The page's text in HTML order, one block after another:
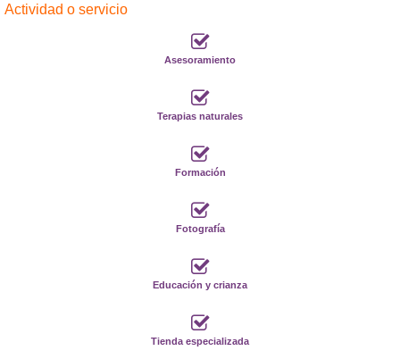
Actividad o servicio
Asesoramiento
Terapias naturales
Formación
Fotografía
Educación y crianza
Tienda especializada